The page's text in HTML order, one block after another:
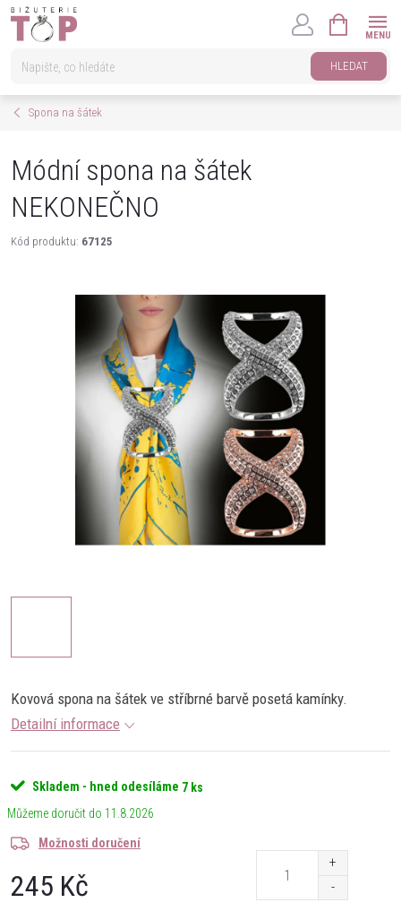
Přejít
HLEDAT
KOŠÍK
Spona na šátek
Módní spona na šátek
NEKONEČNO
Kód produktu: 67125
Kovová spona na šátek ve stříbrné barvě posetá kamínky.
Detailní informace
Skladem - hned odesíláme 7 ks
11.8.2026
Možnosti doručení
245 Kč